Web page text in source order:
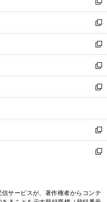
開
く
ウ
で
開
く
ィ
ン
ド
ウ
で
開
く
い
ウ
ィ
ン
ド
ウ
で
開
く
新
し
い
ウ
ィ
ン
ド
ウ
で
開
新
し
い
ウ
ィ
ン
ド
ウ
開
く
新
し
い
ウ
ィ
ン
ウ
で
開
く
新
し
い
ウ
ン
ド
ウ
で
新
し
ウ
ィ
ン
ド
く
新
し
い
ド
新
ィ
サービスが、著作権者からコンテ